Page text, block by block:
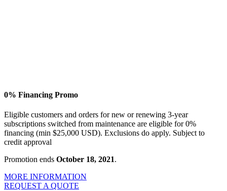
0% Financing Promo
Eligible customers and orders for new or renewing 3-year
subscriptions switched from maintenance are eligible for 0%
financing (min $25,000 USD). Exclusions do apply. Subject to
credit approval
Promotion ends October 18, 2021.
MORE INFORMATION
REQUEST A QUOTE